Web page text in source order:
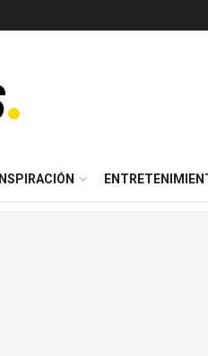
INSPIRACIÓN